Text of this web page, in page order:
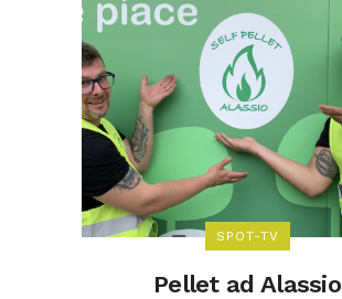
SPOT-TV
Pellet ad Alassio